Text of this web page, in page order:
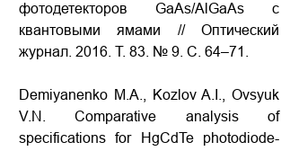
фотодетекторов GaAs/AlGaAs с
квантовыми ямами // Оптический
журнал. 2016. Т. 83. № 9. С. 64–71.
Demiyanenko M.A., Kozlov A.I., Ovsyuk
V.N.Comparative analysis of
specifications for HgCdTe photodiode-